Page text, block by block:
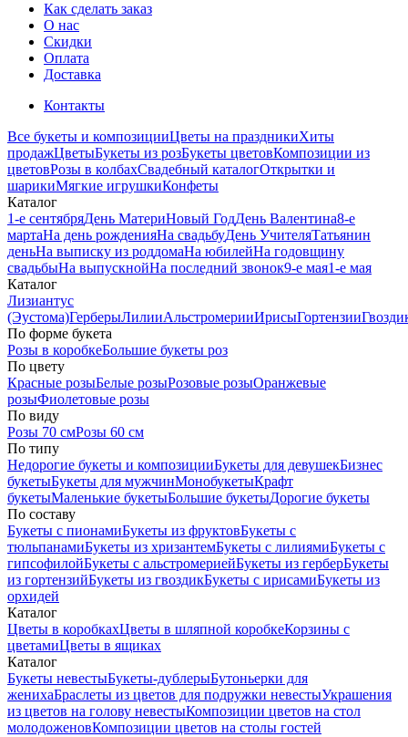
Как сделать заказ
О нас
Скидки
Оплата
Доставка
Контакты
Все букеты и композицииЦветы на праздникиХиты
продажЦветыБукеты из розБукеты цветовКомпозиции из
цветовРозы в колбахСвадебный каталогОткрытки и
шарикиМягкие игрушкиКонфеты
Каталог
1-е сентябряДень МатериНовый ГодДень Валентина8-е
мартаНа день рожденияНа свадьбуДень УчителяТатьянин
деньНа выписку из роддомаНа юбилейНа годовщину
свадьбыНа выпускнойНа последний звонок9-е мая1-е мая
Каталог
Лизиантус
(Эустома)ГерберыЛилииАльстромерииИрисыГортензии
По форме букета
Розы в коробкеБольшие букеты роз
По цвету
Красные розыБелые розыРозовые розыОранжевые
розыФиолетовые розы
По виду
Розы 70 смРозы 60 см
По типу
Недорогие букеты и композицииБукеты для девушекБизнес
букетыБукеты для мужчинМонобукетыКрафт
букетыМаленькие букетыБольшие букетыДорогие букеты
По составу
Букеты с пионамиБукеты из фруктовБукеты с
тюльпанамиБукеты из хризантемБукеты с лилиямиБукеты с
гипсофилойБукеты с альстромериейБукеты из герберБукеты
из гортензийБукеты из гвоздикБукеты с ирисамиБукеты из
орхидей
Каталог
Цветы в коробкахЦветы в шляпной коробкеКорзины с
цветамиЦветы в ящиках
Каталог
Букеты невестыБукеты-дублерыБутоньерки для
женихаБраслеты из цветов для подружки невестыУкрашения
из цветов на голову невестыКомпозиции цветов на стол
молодоженовКомпозиции цветов на столы гостей